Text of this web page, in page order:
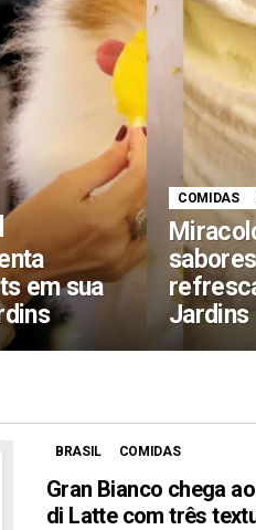
em sua
COMIDAS
Jardins
BRASIL COMIDAS
Gran Bianco chega
di Latte com três